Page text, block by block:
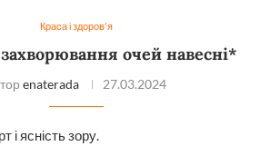
Краса і здоров'я
очей навесні*
enaterada 27.03.2024
і ясність зору.